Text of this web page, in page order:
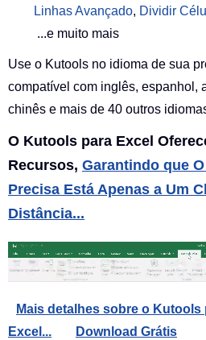
Linhas Avançado, Dividir
...e muito mais
Use o Kutools no idioma de sua
compatível com inglês, espanhol,
chinês e mais de 40 outros
O Kutools para Excel
Recursos, Garantindo que
Precisa Está Apenas a Um
Distância...
Mais detalhes sobre o Kutools
Excel...
Download Grátis